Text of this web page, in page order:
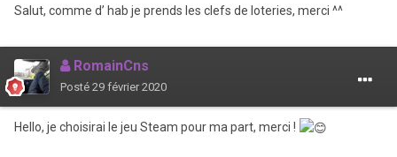
Salut, comme d’ hab je prends les clefs de loteries, merci ^^
RomainCns
Posté 29 février 2020
Hello, je choisirai le jeu Steam pour ma part, merci !